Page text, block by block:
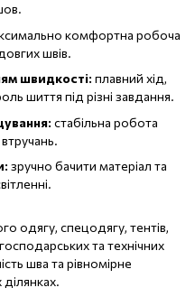
комфортна робоча
швів.
швидкості: плавний хід,
шиття під різні завдання.
стабільна робота
зручно бачити матеріал та
одягу, спецодягу, тентів,
та технічних
шва та рівномірне